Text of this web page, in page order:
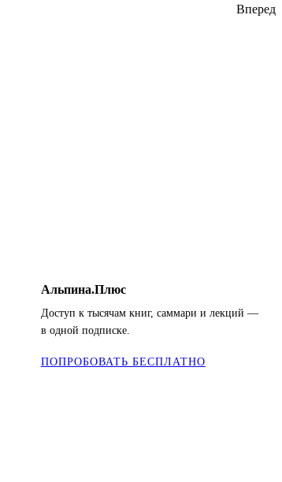
Вперед
Альпина.Плюс
Доступ к тысячам книг, саммари и лекций —
в одной подписке.
ПОПРОБОВАТЬ БЕСПЛАТНО